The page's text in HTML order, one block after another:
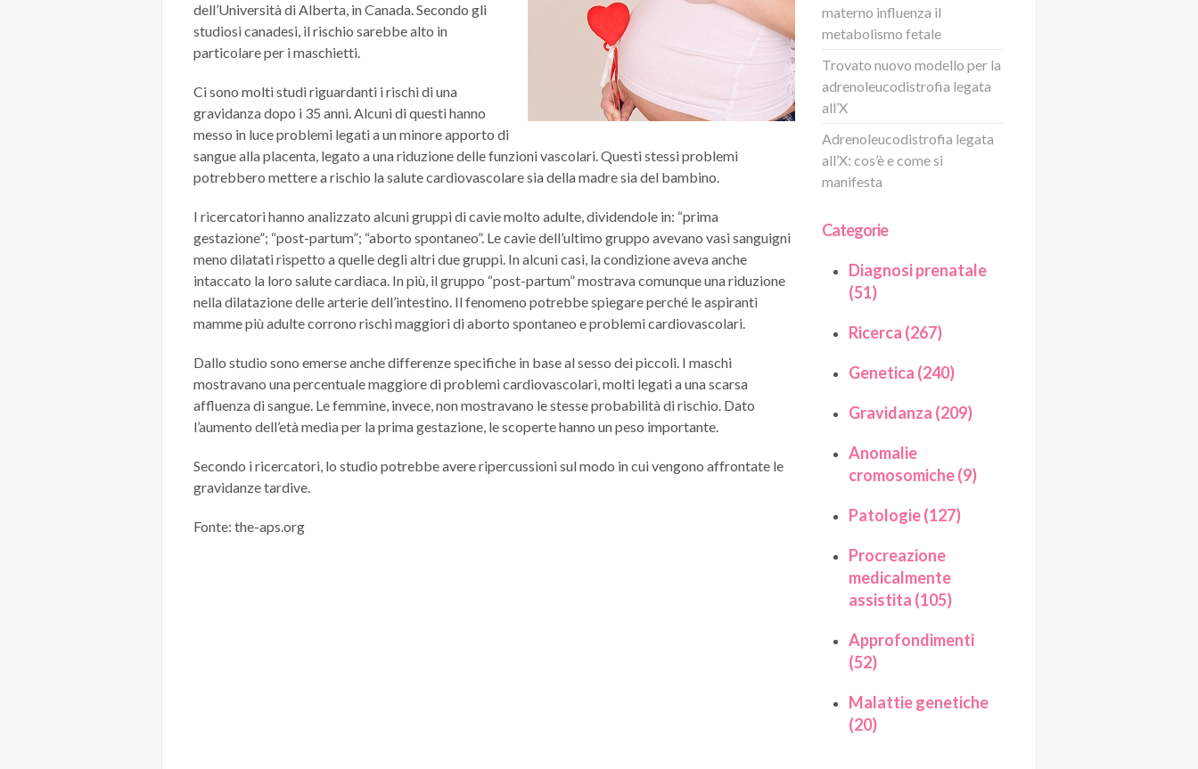
dell’Università di Alberta, in Canada. Secondo gli
studiosi canadesi, il rischio sarebbe alto in
particolare per i maschietti.
Ci sono molti studi riguardanti i rischi di una
gravidanza dopo i 35 anni. Alcuni di questi hanno
messo in luce problemi legati a un minore apporto di
sangue alla placenta, legato a una riduzione delle funzioni vascolari. Questi stessi problemi
potrebbero mettere a rischio la salute cardiovascolare sia della madre sia del bambino.
I ricercatori hanno analizzato alcuni gruppi di cavie molto adulte, dividendole in: “prima
gestazione”; “post-partum”; “aborto spontaneo”. Le cavie dell’ultimo gruppo avevano vasi sanguigni
meno dilatati rispetto a quelle degli altri due gruppi. In alcuni casi, la condizione aveva anche
intaccato la loro salute cardiaca. In più, il gruppo “post-partum” mostrava comunque una riduzione
nella dilatazione delle arterie dell’intestino. Il fenomeno potrebbe spiegare perché le aspiranti
mamme più adulte corrono rischi maggiori di aborto spontaneo e problemi cardiovascolari.
Dallo studio sono emerse anche differenze specifiche in base al sesso dei piccoli. I maschi
mostravano una percentuale maggiore di problemi cardiovascolari, molti legati a una scarsa
affluenza di sangue. Le femmine, invece, non mostravano le stesse probabilità di rischio. Dato
l’aumento dell’età media per la prima gestazione, le scoperte hanno un peso importante.
Secondo i ricercatori, lo studio potrebbe avere ripercussioni sul modo in cui vengono affrontate le
gravidanze tardive.
Fonte: the-aps.org
materno influenza il
metabolismo fetale
Trovato nuovo modello per la
adrenoleucodistrofia legata
all’X
Adrenoleucodistrofia legata
all’X: cos’è e come si
manifesta
Categorie
Diagnosi prenatale
(51)
Ricerca (267)
Genetica (240)
Gravidanza (209)
Anomalie
cromosomiche (9)
Patologie (127)
Procreazione
medicalmente
assistita (105)
Approfondimenti
(52)
Malattie genetiche
(20)